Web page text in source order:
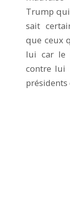
Trump qui
sait
que ceux
lui car le
contre lui
présidents